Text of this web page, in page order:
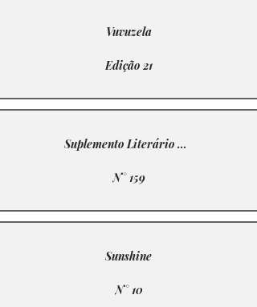
Vuvuzela
Edição 21
Suplemento Literário A Ilha
N° 159
Sunshine
N° 10